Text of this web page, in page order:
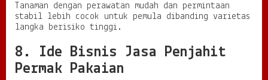
Tanaman dengan perawatan mudah dan permintaan
stabil lebih cocok untuk pemula dibanding varietas
langka berisiko tinggi.
8. Ide Bisnis Jasa Penjahit
Permak Pakaian